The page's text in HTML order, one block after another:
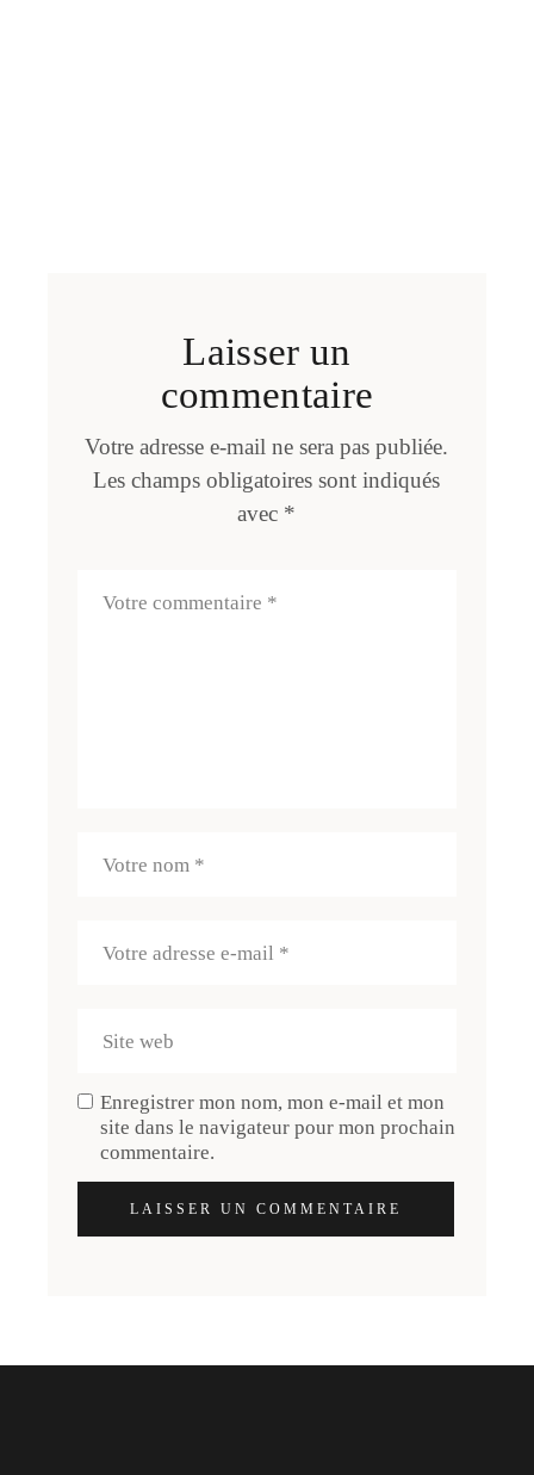
Laisser un
commentaire
Votre adresse e-mail ne sera pas publiée.
Les champs obligatoires sont indiqués
avec *
Enregistrer mon nom, mon e-mail et mon
site dans le navigateur pour mon prochain
commentaire.
LAISSER UN COMMENTAIRE